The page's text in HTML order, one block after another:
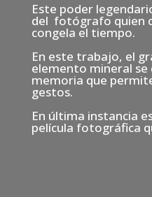
Este poder
del fotógrafo quien
congela el tiempo.
En este trabajo, el
elemento mineral
memoria que
gestos.
En última instancia
película fotográfica